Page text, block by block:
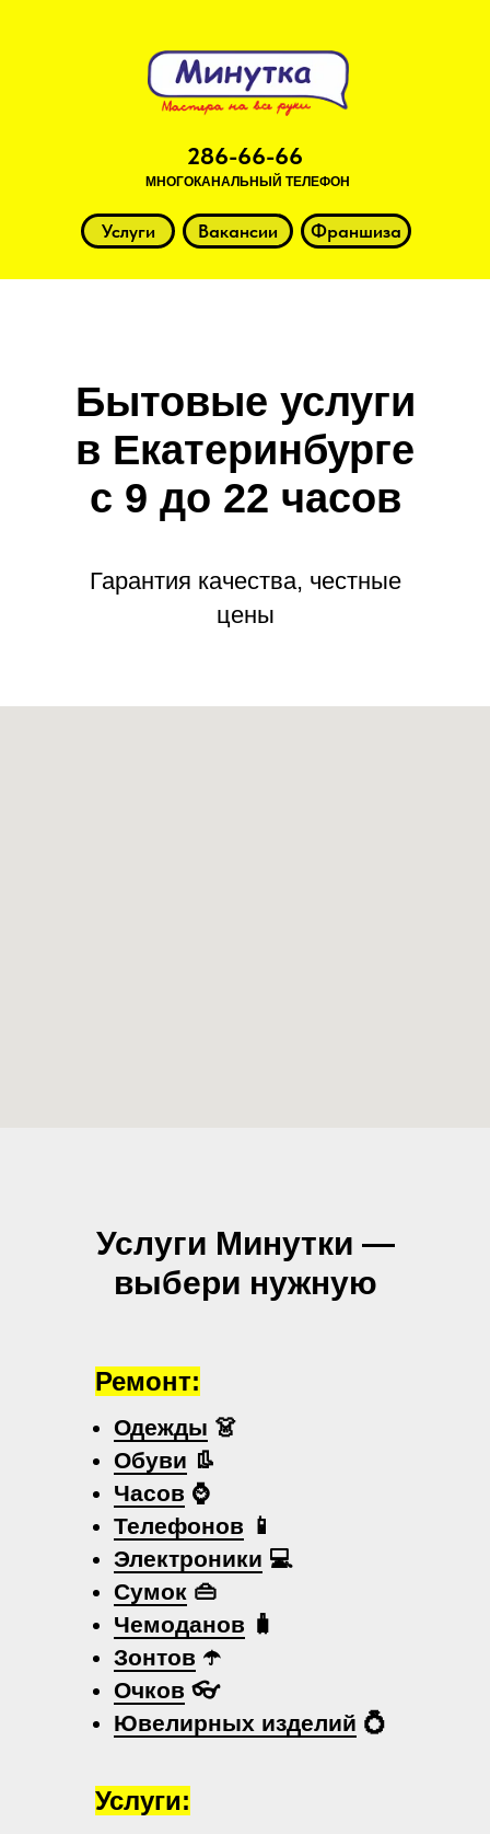
286-66-66
МНОГОКАНАЛЬНЫЙ ТЕЛЕФОН
Услуги Вакансии Франшиза
Бытовые услуги
в Екатеринбурге
с 9 до 22 часов
Гарантия качества, честные
цены
Услуги Минутки —
выбери нужную
Одежды 👗
Обуви 👢
Часов ⌚
Телефонов 📱
Электроники 💻
Сумок 👜
Чемоданов 🧳
Зонтов ☂️
Очков 👓
Ювелирных изделий 💍
Ремонт:
Услуги: